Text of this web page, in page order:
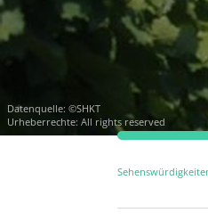
Datenquelle: ©SHKT
Urheberrechte: All rights reserved